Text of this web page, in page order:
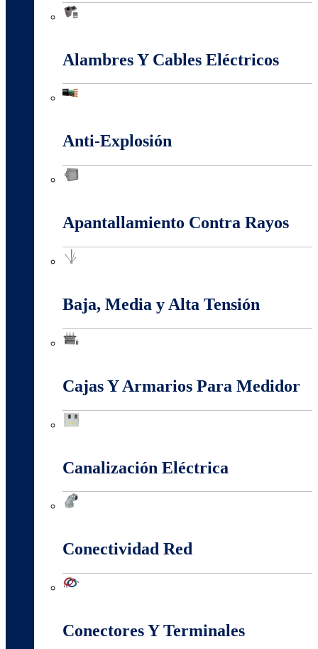
Alambres Y Cables Eléctricos
Anti-Explosión
Apantallamiento Contra Rayos
Baja, Media y Alta Tensión
Cajas Y Armarios Para Medidor
Canalización Eléctrica
Conectividad Red
Conectores Y Terminales